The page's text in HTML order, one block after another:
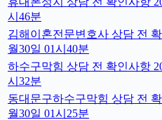
시46분
김해이혼전문변호사 상담 전
월30일 01시40분
하수구막힘 상담 전 확인사항
시32분
동대문구하수구막힘 상담 전
월30일 01시25분